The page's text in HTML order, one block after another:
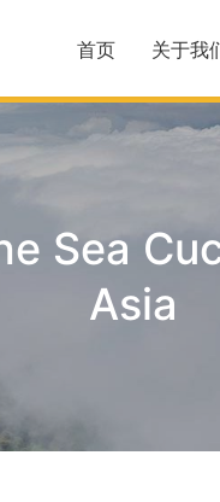
首页 关于我
Sea
Asia